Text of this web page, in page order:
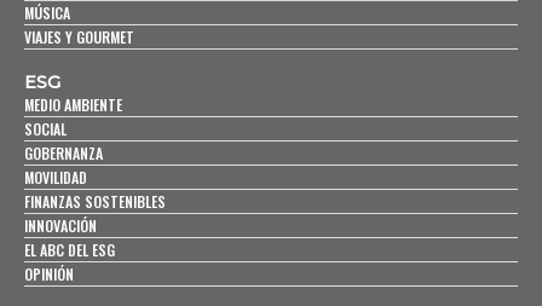
MÚSICA
VIAJES Y GOURMET
ESG
MEDIO AMBIENTE
SOCIAL
GOBERNANZA
MOVILIDAD
FINANZAS SOSTENIBLES
INNOVACIÓN
EL ABC DEL ESG
OPINIÓN